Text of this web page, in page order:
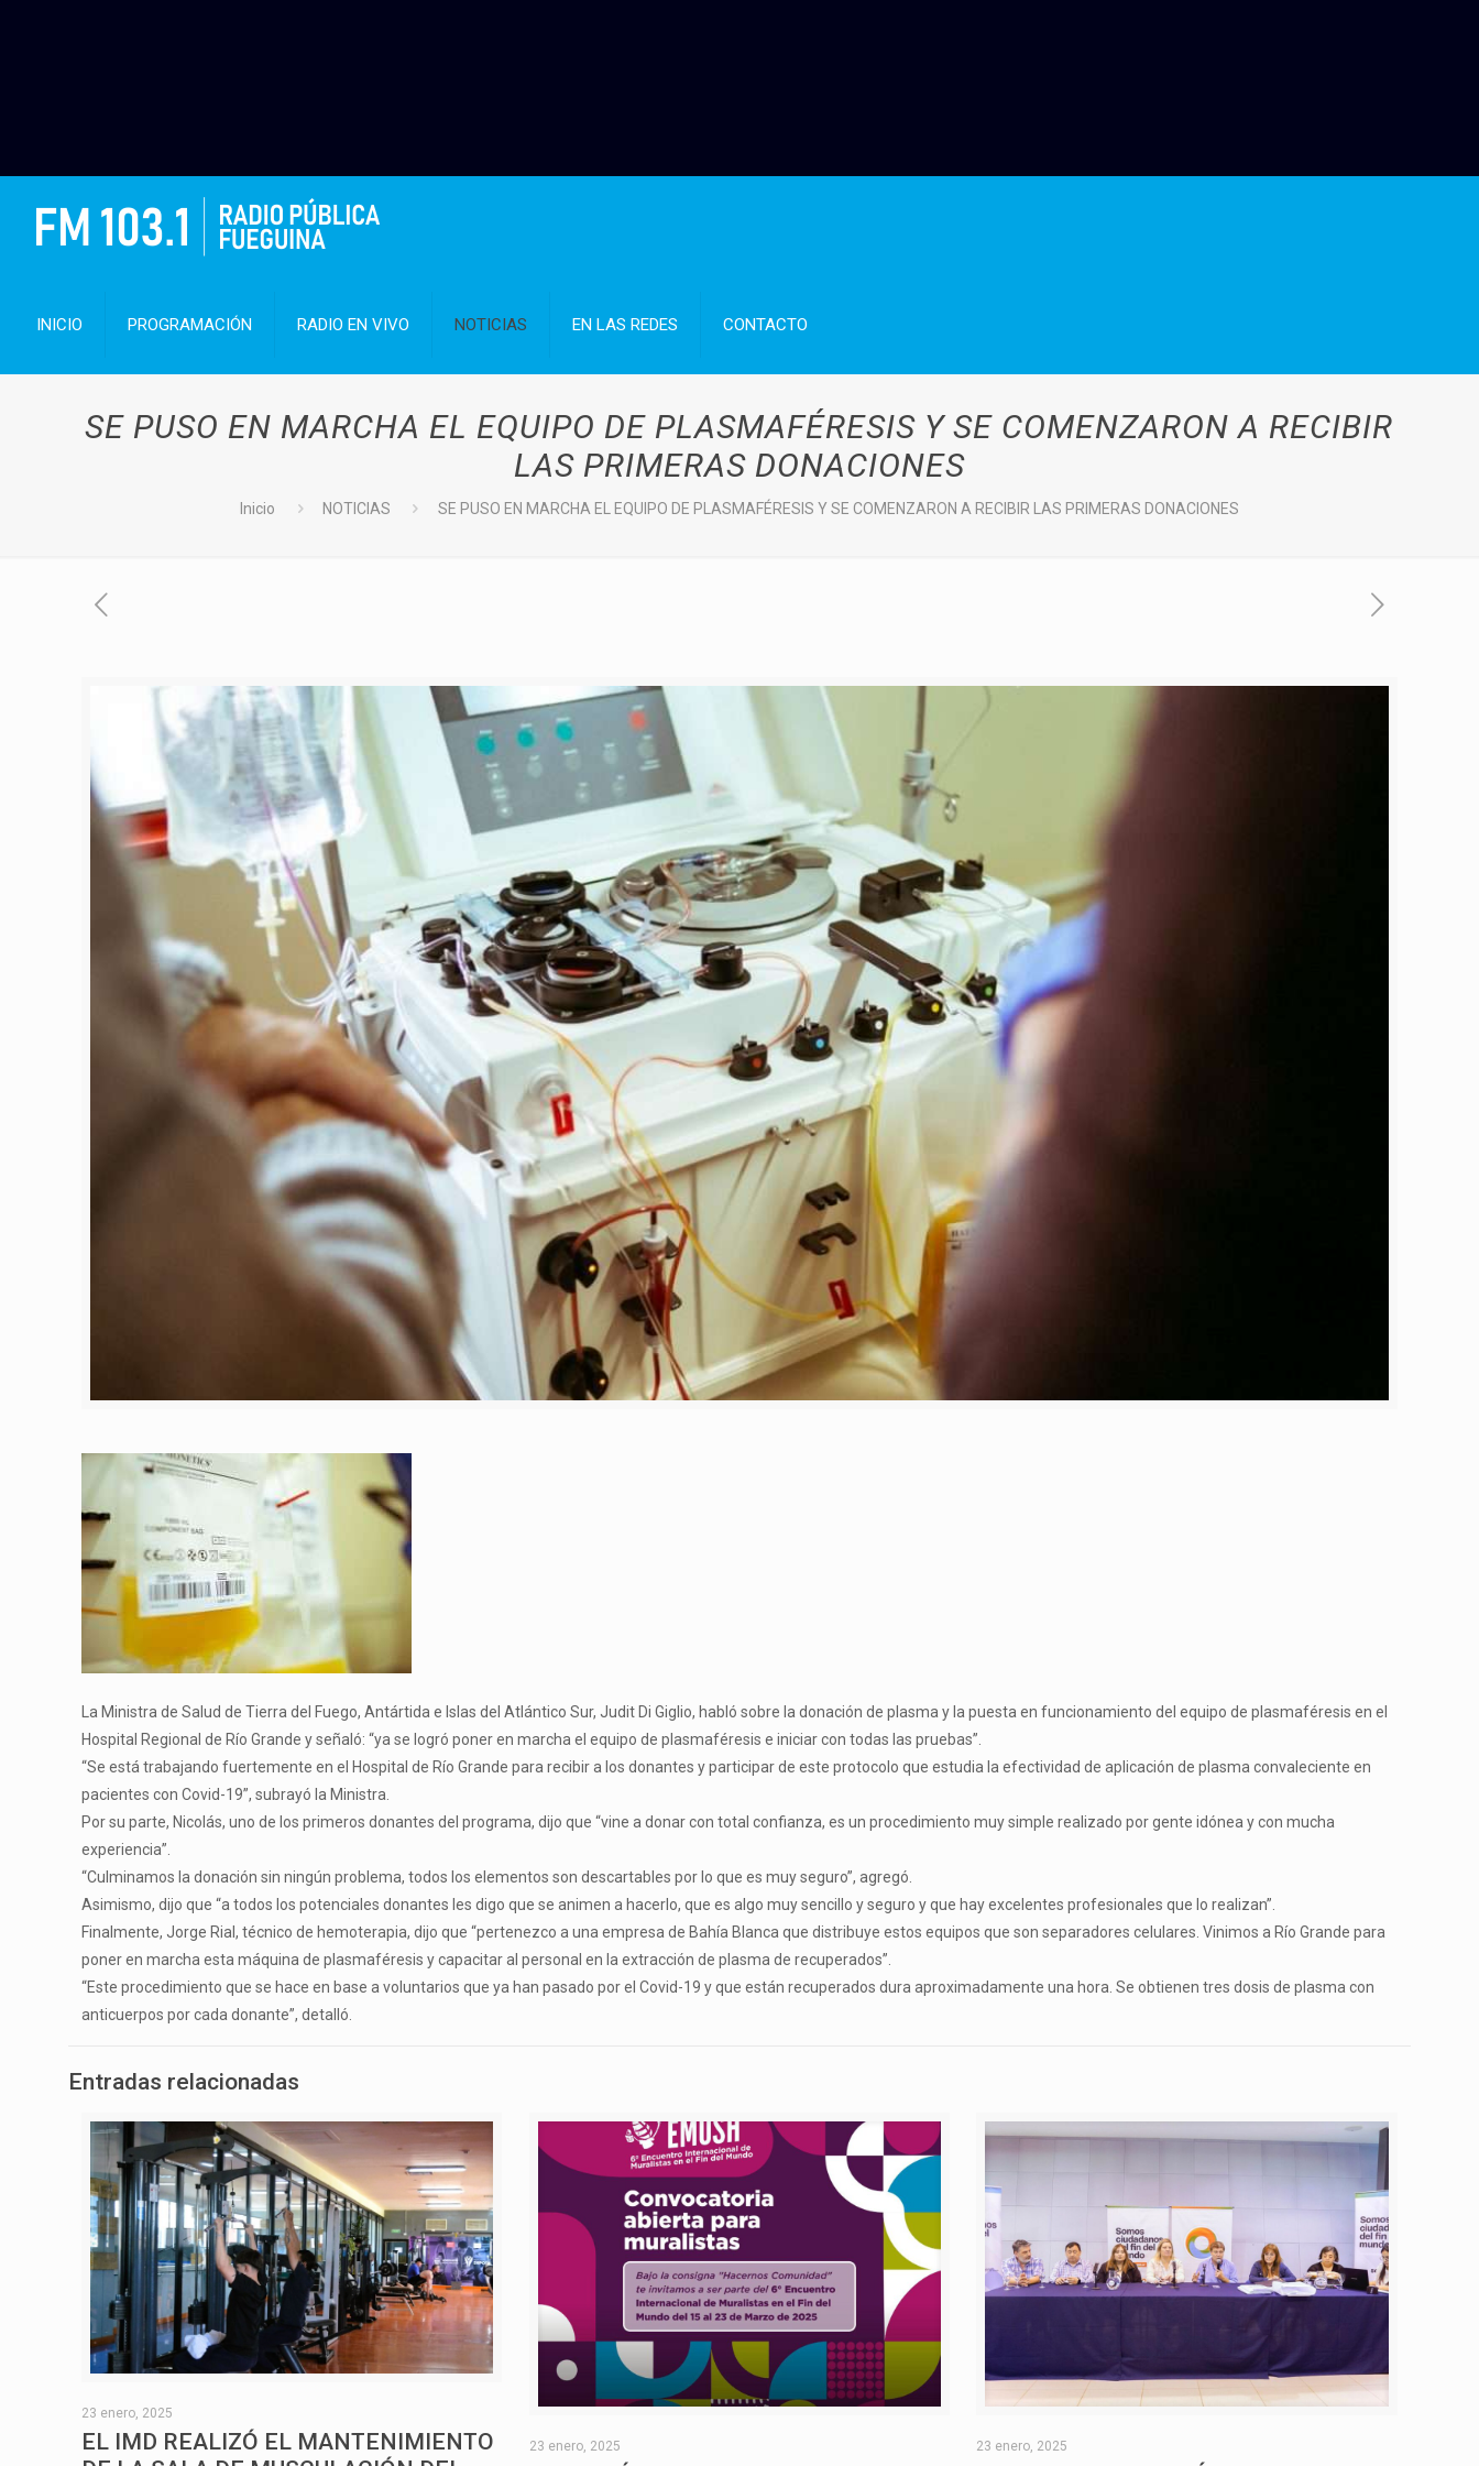
INICIO PROGRAMACIÓN RADIO EN VIVO NOTICIAS EN LAS REDES CONTACTO
SE PUSO EN MARCHA EL EQUIPO DE PLASMAFÉRESIS Y SE COMENZARON A RECIBIR
LAS PRIMERAS DONACIONES
Inicio NOTICIAS SE PUSO EN MARCHA EL EQUIPO DE PLASMAFÉRESIS Y SE COMENZARON A RECIBIR LAS PRIMERAS DONACIONES
La Ministra de Salud de Tierra del Fuego, Antártida e Islas del Atlántico Sur, Judit Di Giglio, habló sobre la donación de plasma y la puesta en funcionamiento del equipo de plasmaféresis en el
Hospital Regional de Río Grande y señaló: “ya se logró poner en marcha el equipo de plasmaféresis e iniciar con todas las pruebas”.
“Se está trabajando fuertemente en el Hospital de Río Grande para recibir a los donantes y participar de este protocolo que estudia la efectividad de aplicación de plasma convaleciente en
pacientes con Covid-19”, subrayó la Ministra.
Por su parte, Nicolás, uno de los primeros donantes del programa, dijo que “vine a donar con total confianza, es un procedimiento muy simple realizado por gente idónea y con mucha
experiencia”.
“Culminamos la donación sin ningún problema, todos los elementos son descartables por lo que es muy seguro”, agregó.
Asimismo, dijo que “a todos los potenciales donantes les digo que se animen a hacerlo, que es algo muy sencillo y seguro y que hay excelentes profesionales que lo realizan”.
Finalmente, Jorge Rial, técnico de hemoterapia, dijo que “pertenezco a una empresa de Bahía Blanca que distribuye estos equipos que son separadores celulares. Vinimos a Río Grande para
poner en marcha esta máquina de plasmaféresis y capacitar al personal en la extracción de plasma de recuperados”.
“Este procedimiento que se hace en base a voluntarios que ya han pasado por el Covid-19 y que están recuperados dura aproximadamente una hora. Se obtienen tres dosis de plasma con
anticuerpos por cada donante”, detalló.
Entradas relacionadas
23 enero, 2025
EL IMD REALIZÓ EL MANTENIMIENTO
23 enero, 2025 23 enero, 2025